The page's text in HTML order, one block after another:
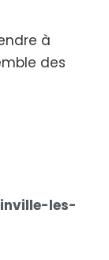
à
des
les-